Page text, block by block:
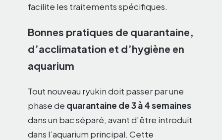
facilite les traitements spécifiques.
Bonnes pratiques de quarantaine,
d’acclimatation et d’hygiène en
aquarium
Tout nouveau ryukin doit passer par une
phase de quarantaine de 3 à 4 semaines
dans un bac séparé, avant d’être introduit
dans l’aquarium principal. Cette